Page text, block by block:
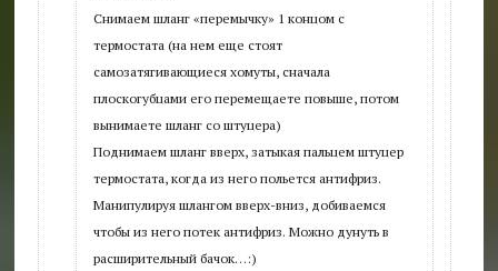
Снимаем шланг «перемычку» 1 концом с
термостата (на нем еще стоят
самозатягивающиеся хомуты, сначала
плоскогубцами его перемещаете повыше, потом
вынимаете шланг со штуцера)
Поднимаем шланг вверх, затыкая пальцем штуцер
термостата, когда из него польется антифриз.
Манипулируя шлангом вверх-вниз, добиваемся
чтобы из него потек антифриз. Можно дунуть в
расширительный бачок…:)